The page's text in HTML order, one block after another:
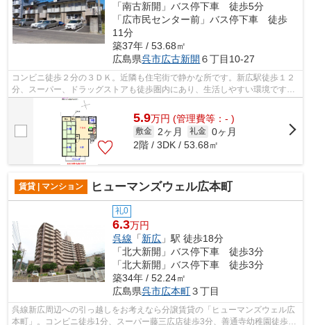
「南古新開」バス停下車 徒歩5分
「広市民センター前」バス停下車 徒歩
11分
築37年 / 53.68㎡
広島県呉市広古新開 ６丁目10-27
コンビニ徒歩２分の３ＤＫ。近隣も住宅街で静かな所です。新広駅徒歩１２
分、スーパー、ドラッグストアも徒歩圏内にあり、生活しやすい環境です。
当社が呉市エリアの住まい探しをお手...
5.9万円 (管理費等：- )
敷金 2ヶ月 礼金 0ヶ月
2階 / 3DK / 53.68㎡
賃貸 | マンション ヒューマンズウェル広本町
礼0
6.3万円
呉線 「新広 」駅 徒歩18分
「北大新開」バス停下車 徒歩3分
「北大新開」バス停下車 徒歩3分
築34年 / 52.24㎡
広島県呉市広本町３丁目
呉線新広周辺への引っ越しをお考えなら分譲賃貸の「ヒューマンズウェル広
本町」。コンビニ徒歩1分、スーパー藤三広店徒歩3分、善通寺幼稚園徒歩1